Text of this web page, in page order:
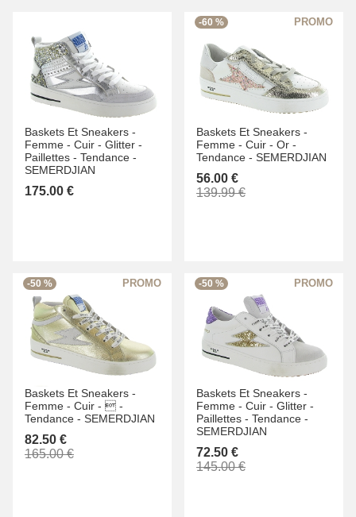
Baskets Et Sneakers -
Femme - Cuir - Glitter -
Paillettes - Tendance -
SEMERDJIAN
175.00 €
-60 %
Baskets Et Sneakers -
Femme - Cuir - Or -
Tendance - SEMERDJIAN
56.00 €
139.99 €
-50 %
Baskets Et Sneakers -
Femme - Cuir -  -
Tendance - SEMERDJIAN
82.50 €
165.00 €
-50 %
Baskets Et Sneakers -
Femme - Cuir - Glitter -
Paillettes - Tendance -
SEMERDJIAN
72.50 €
145.00 €